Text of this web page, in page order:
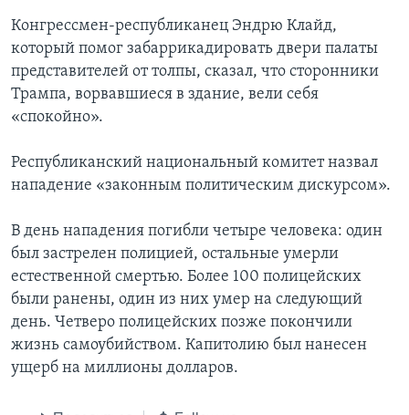
Конгрессмен-республиканец Эндрю Клайд,
который помог забаррикадировать двери палаты
представителей от толпы, сказал, что сторонники
Трампа, ворвавшиеся в здание, вели себя
«спокойно».
Республиканский национальный комитет назвал
нападение «законным политическим дискурсом».
В день нападения погибли четыре человека: один
был застрелен полицией, остальные умерли
естественной смертью. Более 100 полицейских
были ранены, один из них умер на следующий
день. Четверо полицейских позже покончили
жизнь самоубийством. Капитолию был нанесен
ущерб на миллионы долларов.